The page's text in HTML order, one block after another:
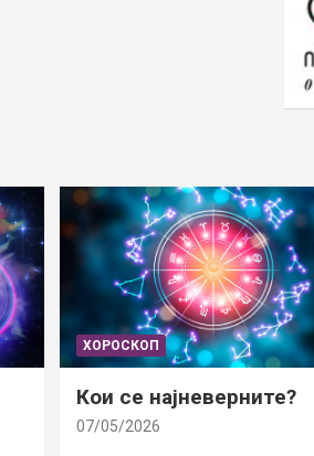
ХОРОСКОП
Кои се најневерните?
07/05/2026